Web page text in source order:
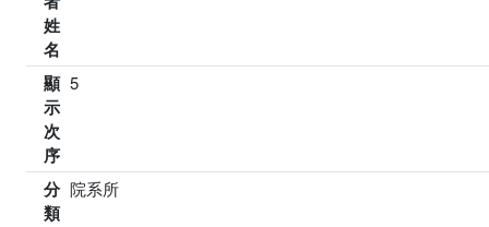
姓
名
顯
示
次
序
5
分
類
院系所